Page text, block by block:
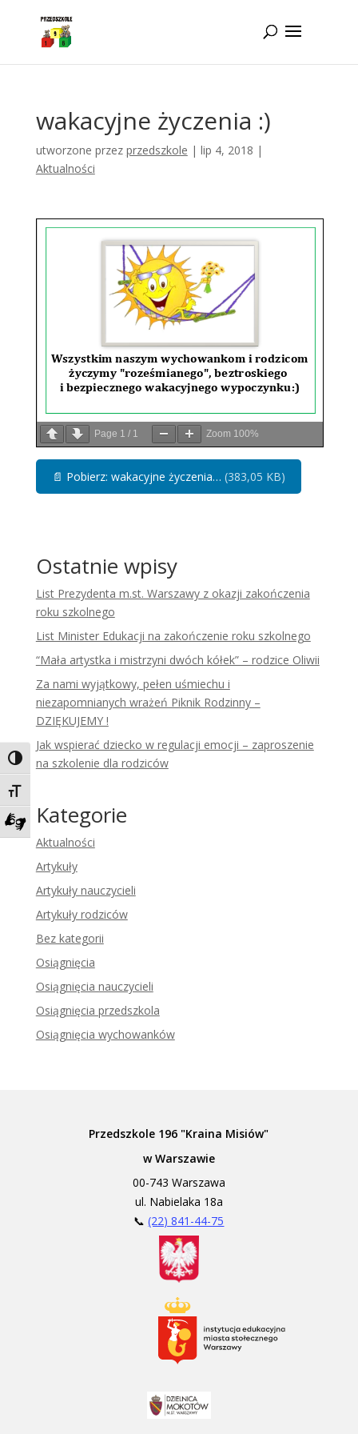
Toggle High Contrast
Toggle Font size
Zadzwoń do tłumacza języka migowego
wakacyjne życzenia :)
utworzone przez przedszkole | lip 4, 2018 |
Aktualności
Page 1 / 1 Zoom 100%
📄 Pobierz: wakacyjne życzenia… (383,05 KB)
Ostatnie wpisy
List Prezydenta m.st. Warszawy z okazji zakończenia
roku szkolnego
List Minister Edukacji na zakończenie roku szkolnego
“Mała artystka i mistrzyni dwóch kółek” – rodzice Oliwii
Za nami wyjątkowy, pełen uśmiechu i
niezapomnianych wrażeń Piknik Rodzinny –
DZIĘKUJEMY !
Jak wspierać dziecko w regulacji emocji – zaproszenie
na szkolenie dla rodziców
Kategorie
Aktualności
Artykuły
Artykuły nauczycieli
Artykuły rodziców
Bez kategorii
Osiągnięcia
Osiągnięcia nauczycieli
Osiągnięcia przedszkola
Osiągnięcia wychowanków
Przedszkole 196 "Kraina Misiów"
w Warszawie
00-743 Warszawa
ul. Nabielaka 18a
📞(22) 841-44-75